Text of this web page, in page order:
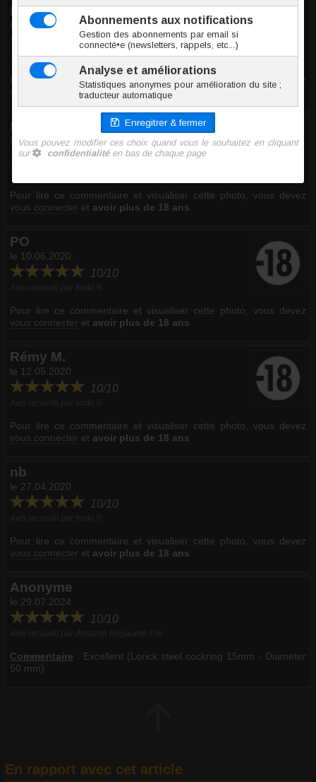
Herve D.
le 08.08.2020
10/10
Avis recueilli par Inoki ®
Pour lire ce commentaire et visualiser cette photo, vous devez
vous connecter etavoir plus de 18 ans
Régis B.
le 26.06.2020
10/10
Pour lire ce commentaire et visualiser cette photo, vous devez
vous connecter et avoir plus de 18 ans
PO
le 10.06.2020
10/10
Pour lire ce commentaire et visualiser cette photo, vous devez
vous connecter et avoir plus de 18 ans
Rémy M.
le 12.05.2020
10/10
Pour lire ce commentaire et visualiser cette photo, vous devez
vous connecter et avoir plus de 18 ans
nb
le 27.04.2020
10/10
Pour lire ce commentaire et visualiser cette photo, vous devez
vous connecter et avoir plus de 18 ans
Anonyme
le 29.07.2024
10/10
Commentaire : Excellent (Lorick steel cockring 15mm - Diameter
50 mm)
En rapport avec cet article